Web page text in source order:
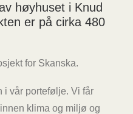
høyhuset i Knud
er på cirka 480
for Skanska.
i vår portefølje. Vi får
klima og miljø og